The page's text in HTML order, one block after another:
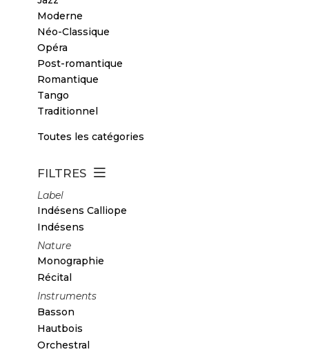
Moderne
Néo-Classique
Opéra
Post-romantique
Romantique
Tango
Traditionnel
Toutes les catégories
FILTRES
Label
Indésens Calliope
Indésens
Nature
Monographie
Récital
Instruments
Basson
Hautbois
Orchestral